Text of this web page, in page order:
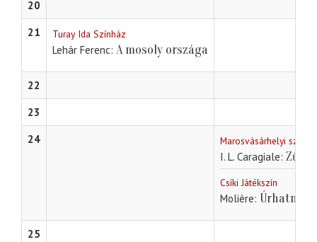
20
21
Turay Ida Színház
Lehár Ferenc A mosoly országa
22
23
24
Marosvásárhelyi
I. L. Caragiale
Csíki Játékszín
Molière Úrhatnám
25